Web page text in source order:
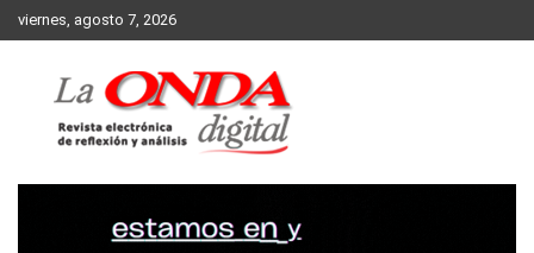
Skip
to
viernes, agosto 7, 2026